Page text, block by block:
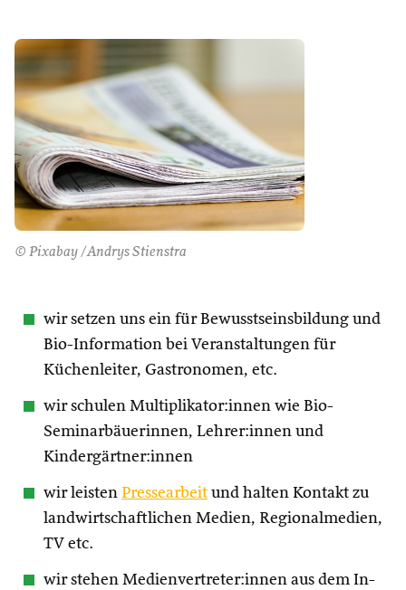
© Pixabay /Andrys Stienstra
wir setzen uns ein für Bewusstseinsbildung und
Bio-Information bei Veranstaltungen für
Küchenleiter, Gastronomen, etc.
wir schulen Multiplikator:innen wie Bio-
Seminarbäuerinnen, Lehrer:innen und
Kindergärtner:innen
wir leisten Pressearbeit und halten Kontakt zu
landwirtschaftlichen Medien, Regionalmedien,
TV etc.
wir stehen Medienvertreter:innen aus dem In-